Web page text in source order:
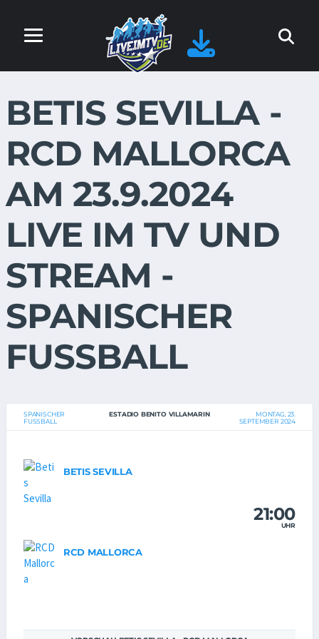
BETIS SEVILLA -
RCD MALLORCA
AM 23.9.2024
LIVE IM TV UND
STREAM -
SPANISCHER
FUSSBALL
SPANISCHER
FUSSBALL
ESTADIO BENITO VILLAMARIN
MONTAG, 23.
SEPTEMBER 2024
BETIS SEVILLA
21:00
UHR
RCD MALLORCA